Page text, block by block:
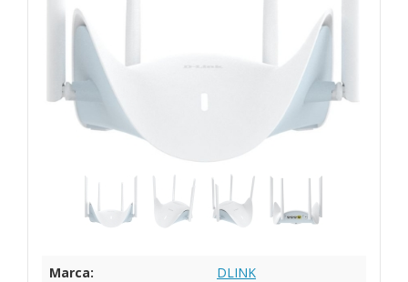
Marca:
DLINK